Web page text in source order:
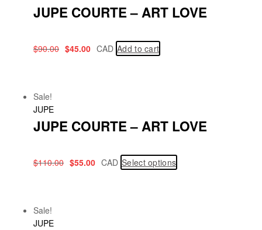
JUPE COURTE – ART LOVE
$90.00 $45.00 CAD Add to cart
Sale!
JUPE
JUPE COURTE – ART LOVE
$110.00 $55.00 CAD Select options
Sale!
JUPE